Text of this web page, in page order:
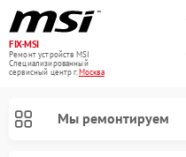
FIX-MSI
Ремонт устройств MSI
Специализированный
cервисный центр г.Москва
Мы ремонтируем